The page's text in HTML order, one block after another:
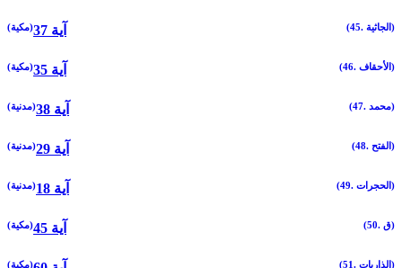
(45. الجاثية) (مكية) 37 آية
(46. الأحقاف) (مكية) 35 آية
(47. محمد) (مدنية) 38 آية
(48. الفتح) (مدنية) 29 آية
(49. الحجرات) (مدنية) 18 آية
(50. ق) (مكية) 45 آية
(51. الذاريات) (مكية)